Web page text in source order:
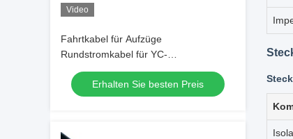
Video
Fahrtkabel für Aufzüge
Rundstromkabel für YC-
Steuerungskabel
Erhalten Sie besten Preis